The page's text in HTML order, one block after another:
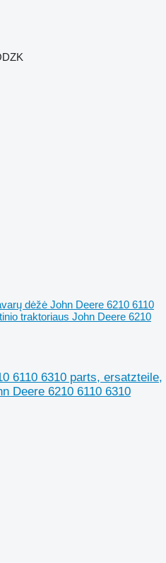
dėžė John Deere 6210 6110
traktoriaus John Deere 6210
6110 6310 parts, ersatzteile,
Deere 6210 6110 6310